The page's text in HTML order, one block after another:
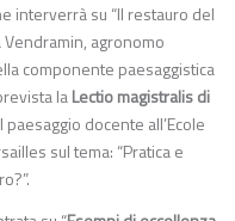
interverrà su “Il restauro del
Vendramin, agronomo
componente paesaggistica
laLectio magistralisdi
docente all’Ecole
sul tema: “Pratica e